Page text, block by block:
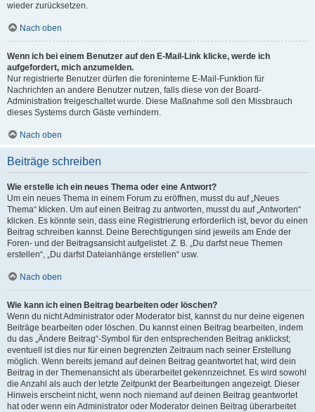
wieder zurücksetzen.
Nach oben
Wenn ich bei einem Benutzer auf den E-Mail-Link klicke, werde ich
aufgefordert, mich anzumelden.
Nur registrierte Benutzer dürfen die foreninterne E-Mail-Funktion für
Nachrichten an andere Benutzer nutzen, falls diese von der Board-
Administration freigeschaltet wurde. Diese Maßnahme soll den Missbrauch
dieses Systems durch Gäste verhindern.
Nach oben
Beiträge schreiben
Wie erstelle ich ein neues Thema oder eine Antwort?
Um ein neues Thema in einem Forum zu eröffnen, musst du auf „Neues
Thema“ klicken. Um auf einen Beitrag zu antworten, musst du auf „Antworten“
klicken. Es könnte sein, dass eine Registrierung erforderlich ist, bevor du einen
Beitrag schreiben kannst. Deine Berechtigungen sind jeweils am Ende der
Foren- und der Beitragsansicht aufgelistet. Z. B. „Du darfst neue Themen
erstellen“, „Du darfst Dateianhänge erstellen“ usw.
Nach oben
Wie kann ich einen Beitrag bearbeiten oder löschen?
Wenn du nicht Administrator oder Moderator bist, kannst du nur deine eigenen
Beiträge bearbeiten oder löschen. Du kannst einen Beitrag bearbeiten, indem
du das „Ändere Beitrag“-Symbol für den entsprechenden Beitrag anklickst;
eventuell ist dies nur für einen begrenzten Zeitraum nach seiner Erstellung
möglich. Wenn bereits jemand auf deinen Beitrag geantwortet hat, wird dein
Beitrag in der Themenansicht als überarbeitet gekennzeichnet. Es wird sowohl
die Anzahl als auch der letzte Zeitpunkt der Bearbeitungen angezeigt. Dieser
Hinweis erscheint nicht, wenn noch niemand auf deinen Beitrag geantwortet
hat oder wenn ein Administrator oder Moderator deinen Beitrag überarbeitet